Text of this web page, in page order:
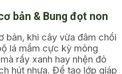
bản & Bung đọt non
bản, khi cây vừa đâm chồi
lá mầm cực kỳ mỏng
rầy xanh hay nhện đỏ
hút nhựa. Để tạo lớp giáp